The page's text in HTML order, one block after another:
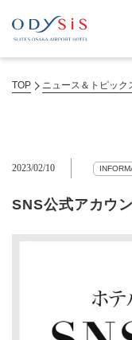
TOP ニュース＆トピック
2023/02/10
SNS公式アカウ